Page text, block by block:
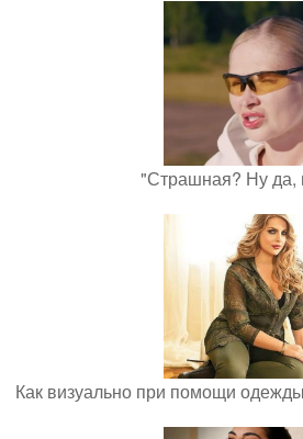
"Страшная? Ну да,
Как визуально при помощи